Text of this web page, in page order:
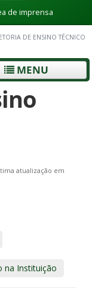
de imprensa
DE ENSINO TÉCNICO
MENU
atualização em
na Instituição